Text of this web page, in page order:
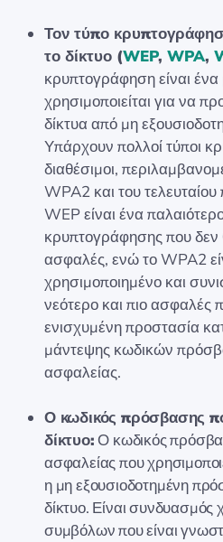
Τον τύπο
το δίκτυο (WEP, WPA,
κρυπτογράφηση είναι
χρησιμοποιείται για να
δίκτυα από μη
Υπάρχουν πολλοί τύποι
διαθέσιμοι,
WPA2 και του
WEP είναι ένα
κρυπτογράφησης που δεν
ασφαλές, ενώ το WPA2
χρησιμοποιημένο και
νεότερο και πιο
ενισχυμένη προστασία
μάντεψης κωδικών
ασφαλείας.
Ο κωδικός πρόσβασης
δίκτυο:Ο κωδικός
ασφαλείας που
η μη εξουσιοδοτημένη
δίκτυο. Είναι
συμβόλων που είναι